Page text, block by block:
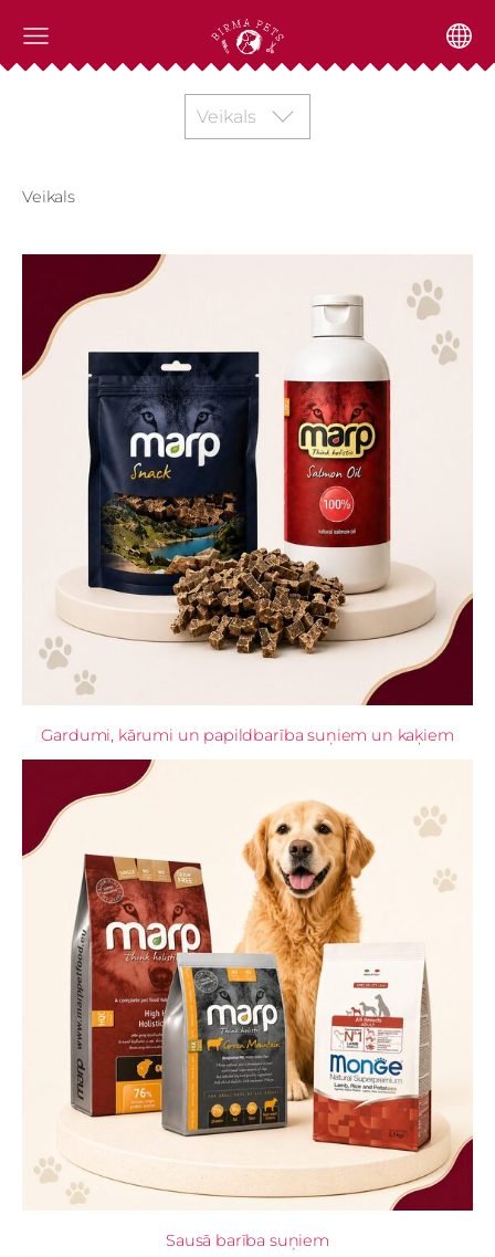
Veikals
Veikals
Gardumi, kārumi un papildbarība suņiem un kaķiem
Sausā barība suņiem